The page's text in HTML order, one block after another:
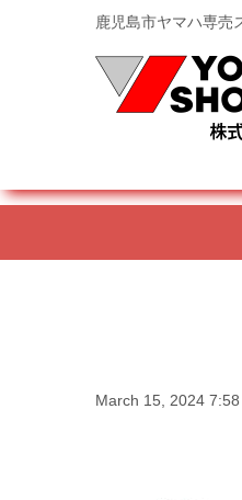
鹿児島市ヤマハ専売
March 15, 2024